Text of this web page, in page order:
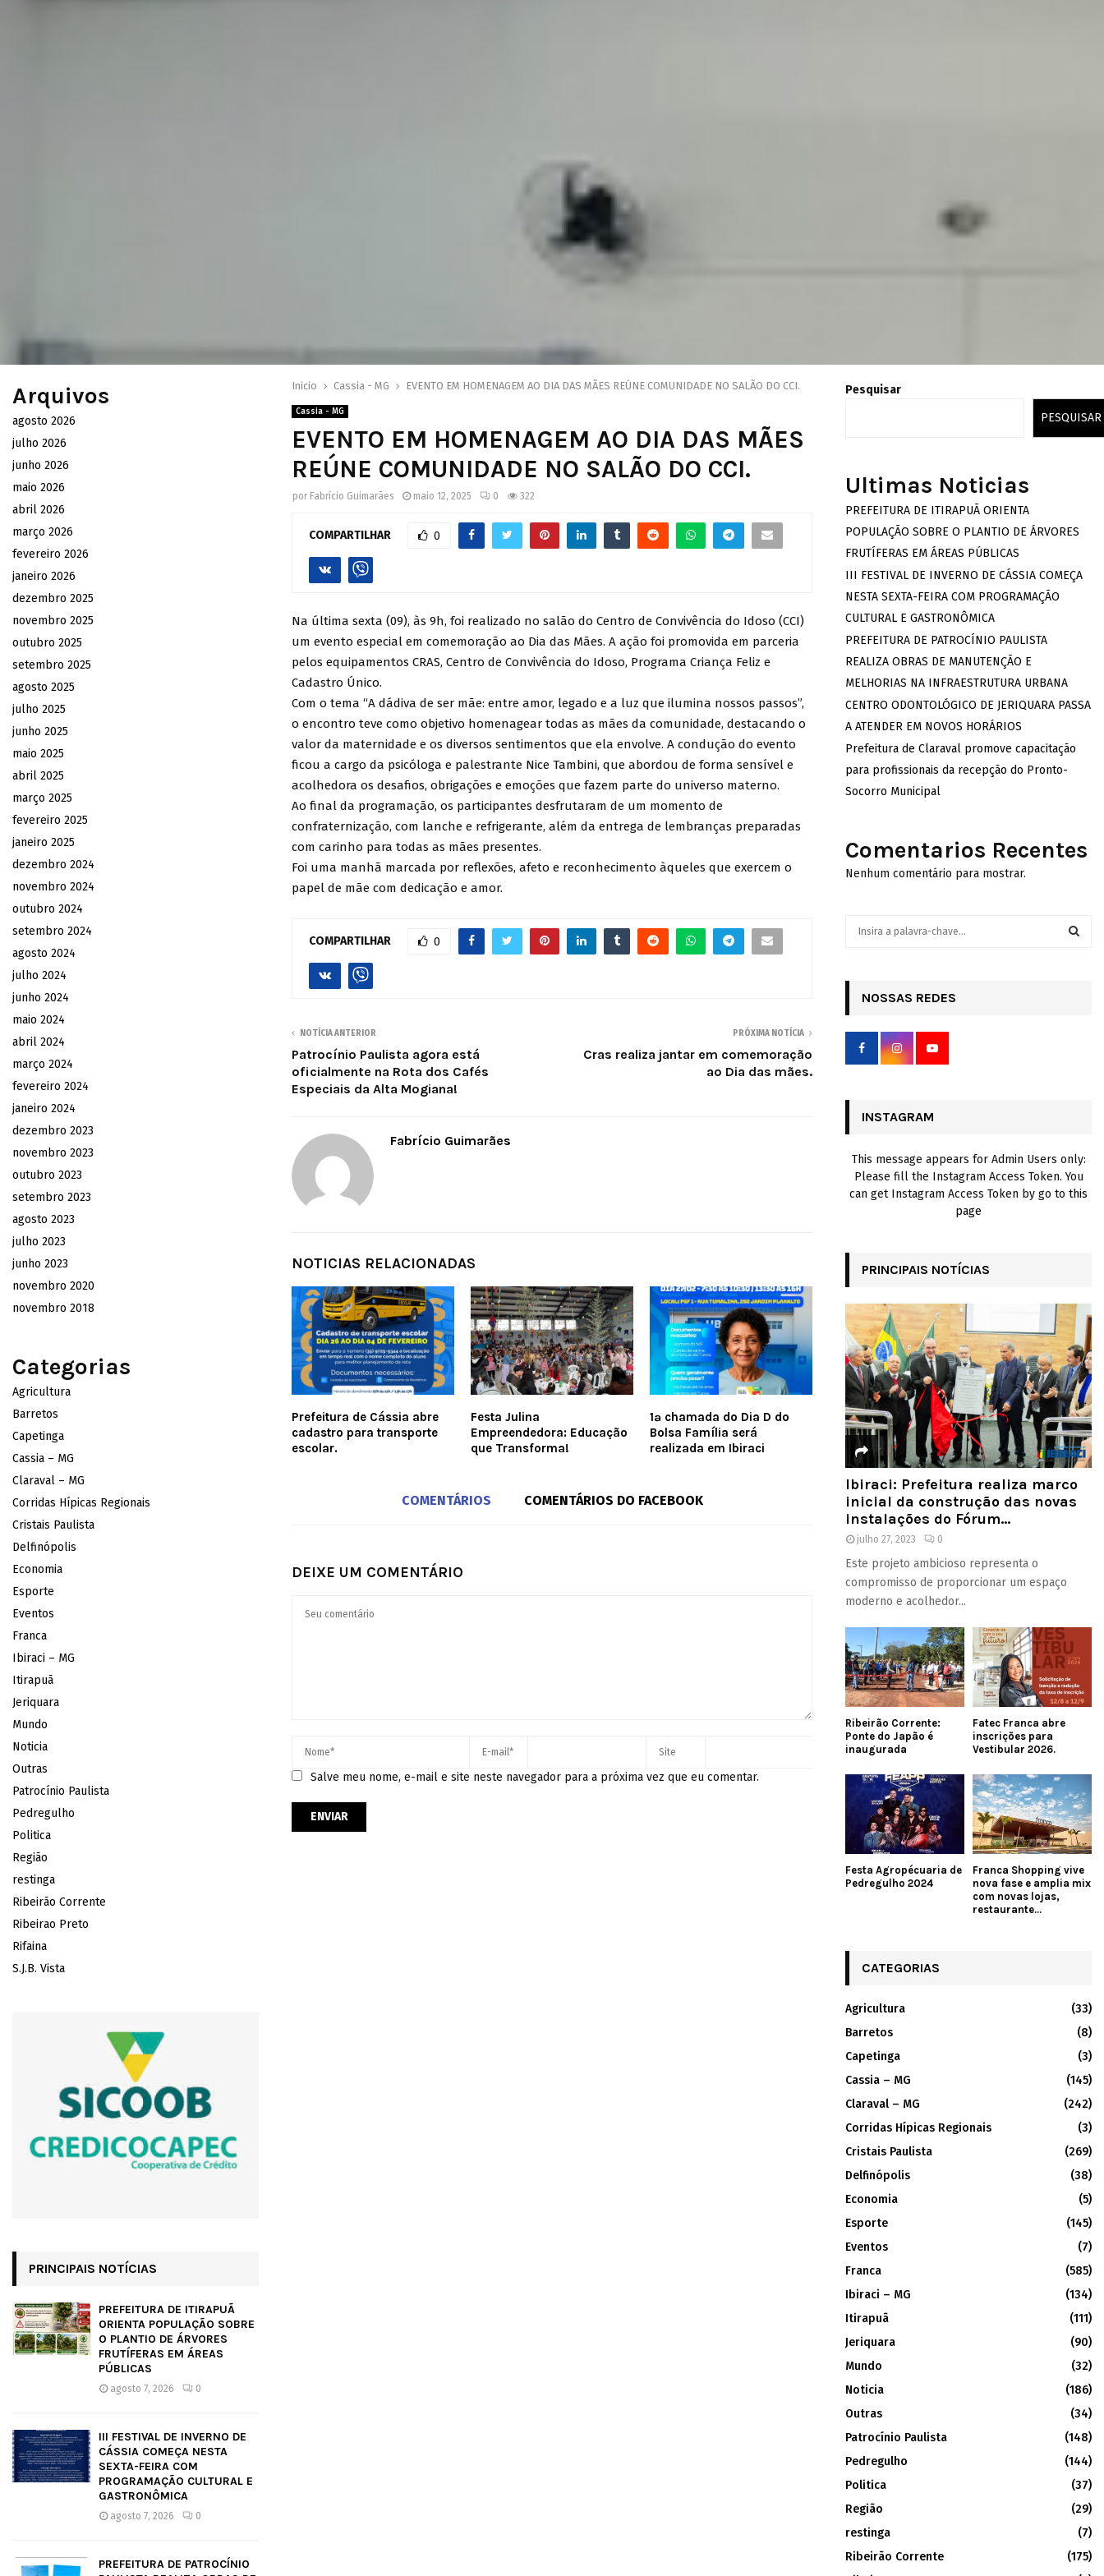
Inicio Cassia - MG EVENTO EM HOMENAGEM AO DIA DAS MÃES REÚNE COMUNIDADE NO SALÃO DO CCI.
Cassia - MG
EVENTO EM HOMENAGEM AO DIA DAS MÃES
REÚNE COMUNIDADE NO SALÃO DO CCI.
por Fabrício Guimarães maio 12, 2025 0 322
COMPARTILHAR 0
Na última sexta (09), às 9h, foi realizado no salão do Centro de Convivência do Idoso (CCI)
um evento especial em comemoração ao Dia das Mães. A ação foi promovida em parceria
pelos equipamentos CRAS, Centro de Convivência do Idoso, Programa Criança Feliz e
Cadastro Único.
Com o tema “A dádiva de ser mãe: entre amor, legado e a luz que ilumina nossos passos”,
o encontro teve como objetivo homenagear todas as mães da comunidade, destacando o
valor da maternidade e os diversos sentimentos que ela envolve. A condução do evento
ficou a cargo da psicóloga e palestrante Nice Tambini, que abordou de forma sensível e
acolhedora os desafios, obrigações e emoções que fazem parte do universo materno.
Ao final da programação, os participantes desfrutaram de um momento de
confraternização, com lanche e refrigerante, além da entrega de lembranças preparadas
com carinho para todas as mães presentes.
Foi uma manhã marcada por reflexões, afeto e reconhecimento àqueles que exercem o
papel de mãe com dedicação e amor.
COMPARTILHAR 0
NOTÍCIA ANTERIOR
Patrocínio Paulista agora está
oficialmente na Rota dos Cafés
Especiais da Alta Mogiana!
PRÓXIMA NOTÍCIA
Cras realiza jantar em comemoração
ao Dia das mães.
Fabrício Guimarães
NOTICIAS RELACIONADAS
Prefeitura de Cássia abre
cadastro para transporte
escolar.
Festa Julina
Empreendedora: Educação
que Transforma!
1ª chamada do Dia D do
Bolsa Família será
realizada em Ibiraci
COMENTÁRIOS COMENTÁRIOS DO FACEBOOK
DEIXE UM COMENTÁRIO
Salve meu nome, e-mail e site neste navegador para a próxima vez que eu comentar.
Arquivos
agosto 2026
julho 2026
junho 2026
maio 2026
abril 2026
março 2026
fevereiro 2026
janeiro 2026
dezembro 2025
novembro 2025
outubro 2025
setembro 2025
agosto 2025
julho 2025
junho 2025
maio 2025
abril 2025
março 2025
fevereiro 2025
janeiro 2025
dezembro 2024
novembro 2024
outubro 2024
setembro 2024
agosto 2024
julho 2024
junho 2024
maio 2024
abril 2024
março 2024
fevereiro 2024
janeiro 2024
dezembro 2023
novembro 2023
outubro 2023
setembro 2023
agosto 2023
julho 2023
junho 2023
novembro 2020
novembro 2018
Categorias
Agricultura
Barretos
Capetinga
Cassia – MG
Claraval – MG
Corridas Hípicas Regionais
Cristais Paulista
Delfinópolis
Economia
Esporte
Eventos
Franca
Ibiraci – MG
Itirapuã
Jeriquara
Mundo
Noticia
Outras
Patrocínio Paulista
Pedregulho
Politica
Região
restinga
Ribeirão Corrente
Ribeirao Preto
Rifaina
S.J.B. Vista
PRINCIPAIS NOTÍCIAS
PREFEITURA DE ITIRAPUÃ
ORIENTA POPULAÇÃO SOBRE
O PLANTIO DE ÁRVORES
FRUTÍFERAS EM ÁREAS
PÚBLICAS
agosto 7, 2026 0
III FESTIVAL DE INVERNO DE
CÁSSIA COMEÇA NESTA
SEXTA-FEIRA COM
PROGRAMAÇÃO CULTURAL E
GASTRONÔMICA
agosto 7, 2026 0
PREFEITURA DE PATROCÍNIO
Pesquisar
PESQUISAR
Ultimas Noticias
PREFEITURA DE ITIRAPUÃ ORIENTA
POPULAÇÃO SOBRE O PLANTIO DE ÁRVORES
FRUTÍFERAS EM ÁREAS PÚBLICAS
III FESTIVAL DE INVERNO DE CÁSSIA COMEÇA
NESTA SEXTA-FEIRA COM PROGRAMAÇÃO
CULTURAL E GASTRONÔMICA
PREFEITURA DE PATROCÍNIO PAULISTA
REALIZA OBRAS DE MANUTENÇÃO E
MELHORIAS NA INFRAESTRUTURA URBANA
CENTRO ODONTOLÓGICO DE JERIQUARA PASSA
A ATENDER EM NOVOS HORÁRIOS
Prefeitura de Claraval promove capacitação
para profissionais da recepção do Pronto-
Socorro Municipal
Comentarios Recentes
Nenhum comentário para mostrar.
r
NOSSAS REDES
INSTAGRAM
This message appears for Admin Users only:
Please fill the Instagram Access Token. You
can get Instagram Access Token by go to this
page
PRINCIPAIS NOTÍCIAS
Ibiraci: Prefeitura realiza marco
inicial da construção das novas
instalações do Fórum...
julho 27, 2023 0
Este projeto ambicioso representa o
compromisso de proporcionar um espaço
moderno e acolhedor...
Ribeirão Corrente:
Ponte do Japão é
inaugurada
Fatec Franca abre
inscrições para
Vestibular 2026.
Festa Agropécuaria de
Pedregulho 2024
Franca Shopping vive
nova fase e amplia mix
com novas lojas,
restaurante...
CATEGORIAS
Agricultura
(33)
Barretos
(8)
Capetinga
(3)
Cassia – MG
(145)
Claraval – MG
(242)
Corridas Hípicas Regionais
(3)
Cristais Paulista
(269)
Delfinópolis
(38)
Economia
(5)
Esporte
(145)
Eventos
(7)
Franca
(585)
Ibiraci – MG
(134)
Itirapuã
(111)
Jeriquara
(90)
Mundo
(32)
Noticia
(186)
Outras
(34)
Patrocínio Paulista
(148)
Pedregulho
(144)
Politica
(37)
Região
(29)
restinga
(7)
Ribeirão Corrente
(175)